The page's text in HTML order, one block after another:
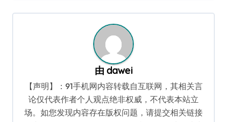
航
由 dawei
【声明】：91手机网内容转载自互联网，其相关言
论仅代表作者个人观点绝非权威，不代表本站立
场。如您发现内容存在版权问题，请提交相关链接